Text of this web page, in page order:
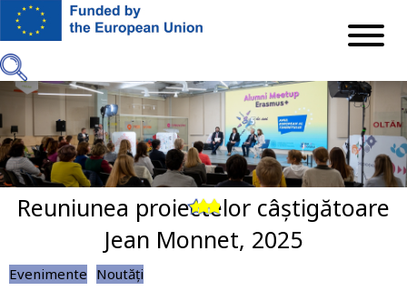
Mergi
principal
Previous
Next
Reuniunea proiectelor câștigătoare
Jean Monnet, 2025
Evenimente Noutăți